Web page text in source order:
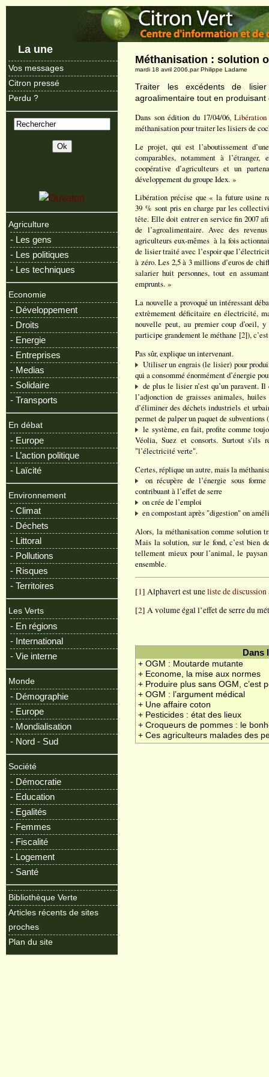
La une
Vos messages
Citron pressé
Perdu ?
Agriculture
- Les gens
- Les politiques
- Les techniques
Economie
- Développement
- Droits
- Energie
- Entreprises
- Medias
- Solidaire
- Transports
En débat
- Europe
- L’action politique
- Laïcité
Environnement
- Climat
- Déchets
- Littoral
- Pollutions
- Risques
- Territoires
Les Verts
- En régions
- International
- Vie interne
Monde
- Démographie
- Europe
- Mondialisation
- Nord - Sud
Société
- Démocratie
- Education
- Egalités
- Femmes
- Fiscalité
- Logement
- Santé
Bibliothèque Verte
Articles récents de sites
proches
Plan du site
Méthanisation : solution
mardi 18 avril 2006.par Philippe Ladame
Traiter les excédents de
agroalimentaire tout en produisant
Dans son édition du 17/04/06,Libération
méthanisation pour traiter les lisiers de
Le projet, qui est l’aboutissement
comparables, notamment à
coopérative d’agriculteurs et un
développement du groupe Idex. »
Libération précise que « la future usine
39 % sont pris en charge par les
tête. Elle doit entrer en service fin 2007
de l’agroalimentaire. Avec des
agriculteurs eux-mêmes ­ à la fois
de lisier traité avec l’espoir que
à zéro. Les 2,5 à 3 millions d’euros de
salarier huit personnes, tout en
emprunts. »
La nouvelle a provoqué un intéressant
extrèmement déficitaire en électricité,
nouvelle peut, au premier coup d’oeil,
participe grandement le méthane [2]),
Pas sûr, explique un intervenant.
Utiliser un engrais (le lisier) pour
qui a consommé énormément d’énergie
de plus le lisier n’est qu’un paravent. Il
l’adjonction de graisses animales,
d’éliminer des déchets industriels et
permet de palper un paquet de
le système, en fait, profite comme
Véolia, Suez et consorts. Surtout s’ils
"l’électricité verte".
Certes, réplique un autre, mais la
on récupère de l’énergie sous
contribuant à l’effet de serre
on crée de l’emploi
en compostant après "digestion" on
Alors, la méthanisation comme solution
Mais la solution, sur le fond, c’est bien
tellement mieux pour l’animal, le
ensemble.
[1] Alphavert est uneliste de discussion
[2] A volume égal l’effet de serre du
Dans
+ OGM : Moutarde mutante
+ Econome, la mise aux normes
+ Produire plus sans OGM, c’est
+ OGM : l’argument médical
+ Une affaire coton
+ Pesticides : état des lieux
+ Croqueurs de pommes : le
+ Ces agriculteurs malades des